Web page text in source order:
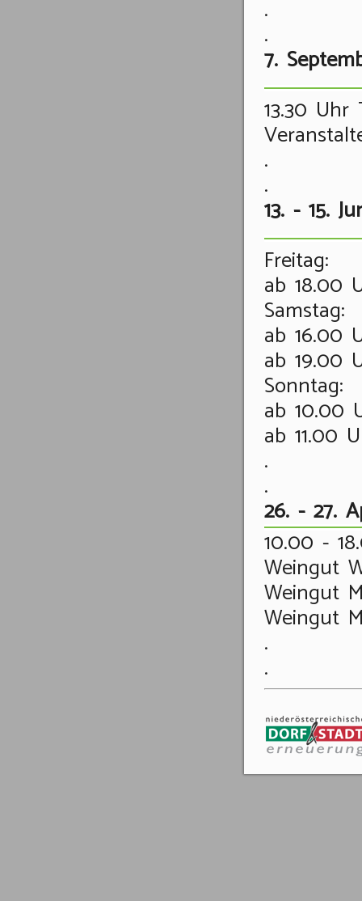
.
.
7.
13.30
.
.
13. - 15.
Freitag:
ab 18.00
Samstag:
ab 16.00
ab 19.00
Sonntag:
ab 10.00
ab 11.00
.
.
26. - 27.
10.00 -
Weingut
Weingut
Weingut
.
.